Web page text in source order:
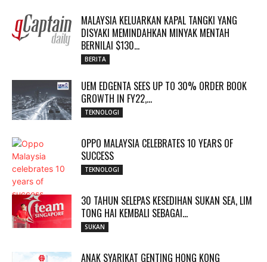
MALAYSIA KELUARKAN KAPAL TANGKI YANG
DISYAKI MEMINDAHKAN MINYAK MENTAH
BERNILAI $130...
BERITA
UEM EDGENTA SEES UP TO 30% ORDER BOOK
GROWTH IN FY22,...
TEKNOLOGI
OPPO MALAYSIA CELEBRATES 10 YEARS OF
SUCCESS
TEKNOLOGI
30 TAHUN SELEPAS KESEDIHAN SUKAN SEA, LIM
TONG HAI KEMBALI SEBAGAI...
SUKAN
ANAK SYARIKAT GENTING HONG KONG